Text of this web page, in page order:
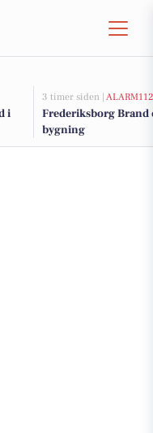
i
3 timer siden | ALARM112
Frederiksborg Brand
bygning
og merkantile